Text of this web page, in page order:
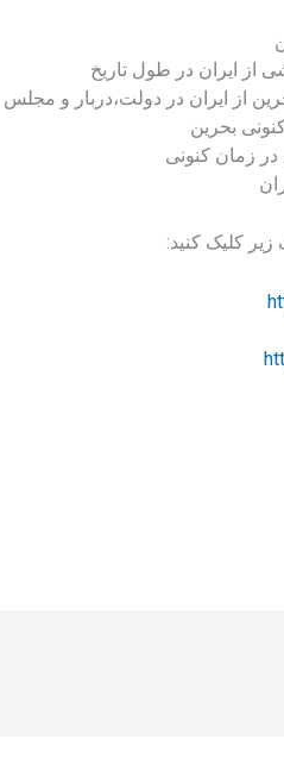
از ایران در طول تاریخ
از ایران در دولت،دربار و
بحرین
زمان کنونی
زیر کلیک کنید: